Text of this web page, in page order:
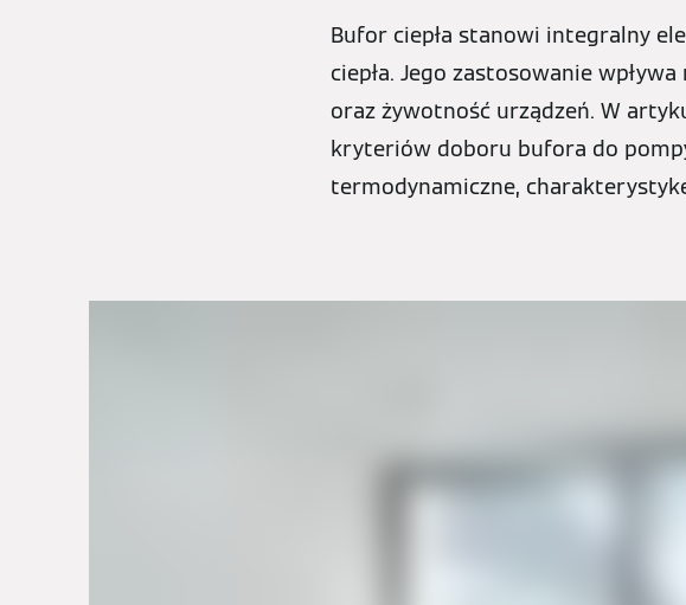
Bufor ciepła stanowi integralny
ciepła. Jego zastosowanie
oraz żywotność urządzeń. W
kryteriów doboru bufora do
termodynamiczne,